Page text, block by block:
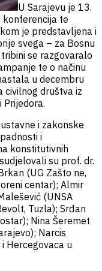
U Sarajevu je 13.
konferencija te
je predstavljena i
svega – za Bosnu
se razgovaralo
te o načinu
u decembru
civilnog društva iz
Prijedora.
i zakonske
i
konstitutivnih
su prof. dr.
(UG Zašto ne,
centar); Almir
(UNSA
Tuzla); Srđan
Nina Šeremet
Narcis
Hercegovaca u